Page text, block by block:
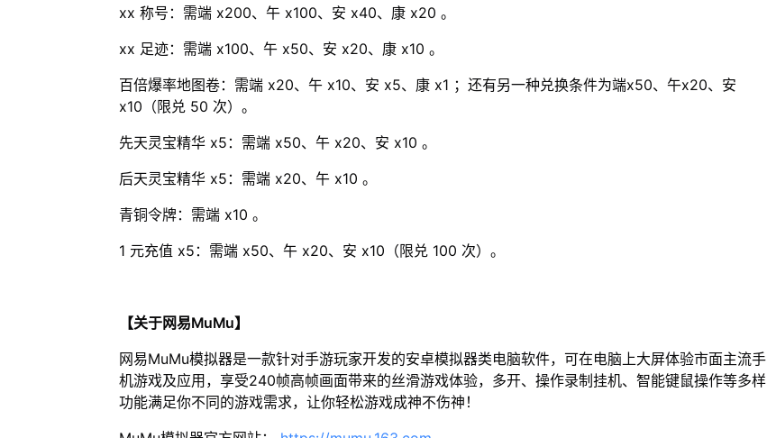
xx 称号：需端 x200、午 x100、安 x40、康 x20 。
xx 足迹：需端 x100、午 x50、安 x20、康 x10 。
百倍爆率地图卷：需端 x20、午 x10、安 x5、康 x1 ；还有另一种兑换条件为端x50、午x20、安
x10（限兑 50 次）。
先天灵宝精华 x5：需端 x50、午 x20、安 x10 。
后天灵宝精华 x5：需端 x20、午 x10 。
青铜令牌：需端 x10 。
1 元充值 x5：需端 x50、午 x20、安 x10（限兑 100 次）。
【关于网易MuMu】
网易MuMu模拟器是一款针对手游玩家开发的安卓模拟器类电脑软件，可在电脑上大屏体验市面主流手
机游戏及应用，享受240帧高帧画面带来的丝滑游戏体验，多开、操作录制挂机、智能键鼠操作等多样
功能满足你不同的游戏需求，让你轻松游戏成神不伤神！